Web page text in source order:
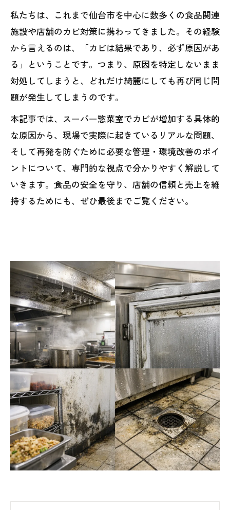
私たちは、これまで仙台市を中心に数多くの食品関連
施設や店舗のカビ対策に携わってきました。その経験
から言えるのは、「カビは結果であり、必ず原因があ
る」ということです。つまり、原因を特定しないまま
対処してしまうと、どれだけ綺麗にしても再び同じ問
題が発生してしまうのです。
本記事では、スーパー惣菜室でカビが増加する具体的
な原因から、現場で実際に起きているリアルな問題、
そして再発を防ぐために必要な管理・環境改善のポイ
ントについて、専門的な視点で分かりやすく解説して
いきます。食品の安全を守り、店舗の信頼と売上を維
持するためにも、ぜひ最後までご覧ください。